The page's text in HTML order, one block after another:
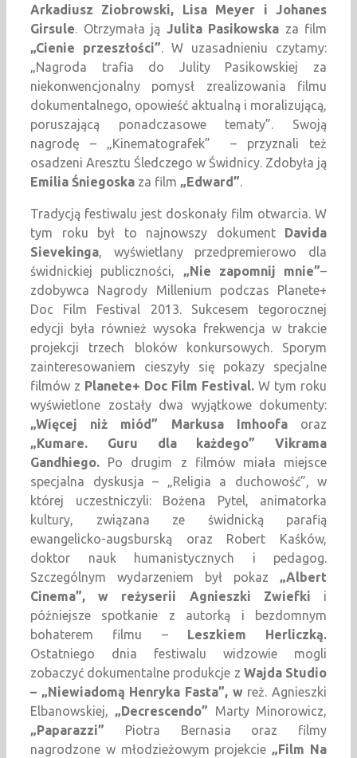
Arkadiusz Ziobrowski, Lisa Meyer i Johanes
Girsule. Otrzymała ją Julita Pasikowska za film
„Cienie przeszłości”. W uzasadnieniu czytamy:
„Nagroda trafia do Julity Pasikowskiej za
niekonwencjonalny pomysł zrealizowania filmu
dokumentalnego, opowieść aktualną i moralizującą,
poruszającą ponadczasowe tematy”. Swoją
nagrodę – „Kinematografek” – przyznali też
osadzeni Aresztu Śledczego w Świdnicy. Zdobyła ją
Emilia Śniegoska za film „Edward”.
Tradycją festiwalu jest doskonały film otwarcia. W
tym roku był to najnowszy dokument Davida
Sievekinga, wyświetlany przedpremierowo dla
świdnickiej publiczności, „Nie zapomnij mnie”–
zdobywca Nagrody Millenium podczas Planete+
Doc Film Festival 2013. Sukcesem tegorocznej
edycji była również wysoka frekwencja w trakcie
projekcji trzech bloków konkursowych. Sporym
zainteresowaniem cieszyły się pokazy specjalne
filmów z Planete+ Doc Film Festival. W tym roku
wyświetlone zostały dwa wyjątkowe dokumenty:
„Więcej niż miód” Markusa Imhoofaoraz
„Kumare. Guru dla każdego” Vikrama
Gandhiego. Po drugim z filmów miała miejsce
specjalna dyskusja – „Religia a duchowość”, w
której uczestniczyli: Bożena Pytel, animatorka
kultury, związana ze świdnicką parafią
ewangelicko-augsburską oraz Robert Kaśków,
doktor nauk humanistycznych i pedagog.
Szczególnym wydarzeniem był pokaz „Albert
Cinema”, w reżyserii Agnieszki Zwiefki i
późniejsze spotkanie z autorką i bezdomnym
bohaterem filmu – Leszkiem Herliczką.
Ostatniego dnia festiwalu widzowie mogli
zobaczyć dokumentalne produkcje z Wajda Studio
– „Niewiadomą Henryka Fasta”, wreż. Agnieszki
Elbanowskiej, „Decrescendo” Marty Minorowicz,
„Paparazzi” Piotra Bernasia oraz filmy
nagrodzone w młodzieżowym projekcie „Film Na